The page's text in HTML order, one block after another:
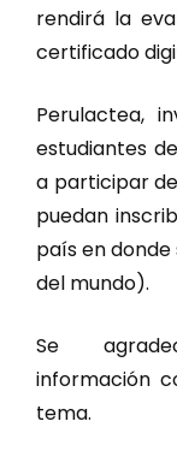
rendirá la
certificado
Perulactea,
estudiantes
a participar
puedan
país en
del mundo).
Se
información
tema.